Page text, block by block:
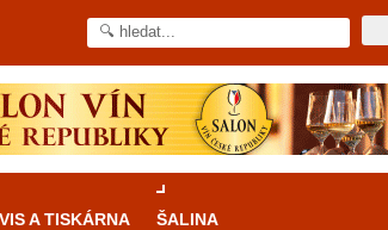
A TISKÁRNA ŠALINA